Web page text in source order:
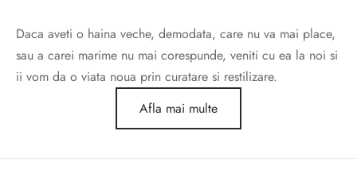
Daca aveti o haina veche, demodata, care nu va mai place,
sau a carei marime nu mai corespunde, veniti cu ea la noi si
ii vom da o viata noua prin curatare si restilizare.
Afla mai multe